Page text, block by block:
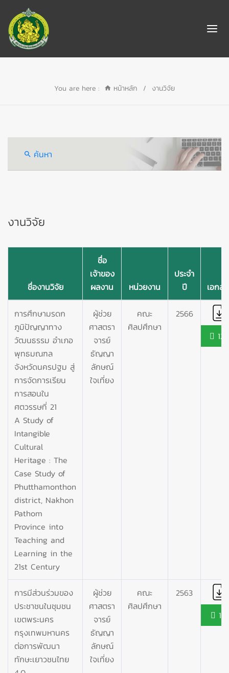
You are here : หน้าหลัก / งานวิจัย
ค้นหา
งานวิจัย
ชื่องานวิจัย
ชื่อ
เจ้าของ
ผลงาน
หน่วยงาน
ประจำ
ปี
เอกส
การศึกษามรดก
ภูมิปัญญาทาง
วัฒนธรรม อำเภอ
พุทธมณฑล
จังหวัดนครปฐม สู่
การจัดการเรียน
การสอนใน
ศตวรรษที่ 21
A Study of
Intangible
Cultural
Heritage : The
Case Study of
Phutthamonthon
district, Nakhon
Pathom
Province into
Teaching and
Learning in the
21st Century
ผู้ช่วย
ศาสตรา
จารย์
ธัญญา
ลักษณ์
ใจเที่ยง
คณะ
ศิลปศึกษา
2566
129
การมีส่วนร่วมของ
ประชาชนในชุมชน
เขตพระนคร
กรุงเทพมหานคร
ต่อการพัฒนา
ทักษะเยาวชนไทย
ผู้ช่วย
ศาสตรา
จารย์
ธัญญา
ลักษณ์
ใจเที่ยง
คณะ
ศิลปศึกษา
2563
112